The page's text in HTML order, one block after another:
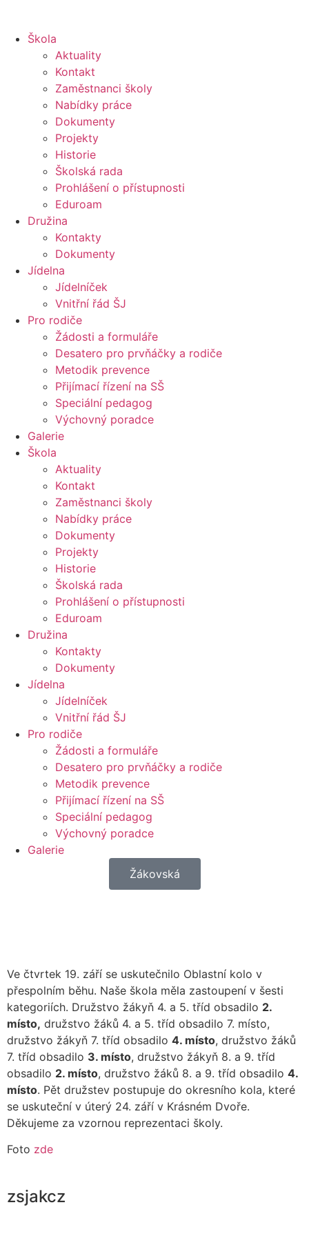
Škola
Aktuality
Kontakt
Zaměstnanci školy
Nabídky práce
Dokumenty
Projekty
Historie
Školská rada
Prohlášení o přístupnosti
Eduroam
Družina
Kontakty
Dokumenty
Jídelna
Jídelníček
Vnitřní řád ŠJ
Pro rodiče
Žádosti a formuláře
Desatero pro prvňáčky a rodiče
Metodik prevence
Přijímací řízení na SŠ
Speciální pedagog
Výchovný poradce
Galerie
Škola
Aktuality
Kontakt
Zaměstnanci školy
Nabídky práce
Dokumenty
Projekty
Historie
Školská rada
Prohlášení o přístupnosti
Eduroam
Družina
Kontakty
Dokumenty
Jídelna
Jídelníček
Vnitřní řád ŠJ
Pro rodiče
Žádosti a formuláře
Desatero pro prvňáčky a rodiče
Metodik prevence
Přijímací řízení na SŠ
Speciální pedagog
Výchovný poradce
Galerie
Žákovská
Ve čtvrtek 19. září se uskutečnilo Oblastní kolo v
přespolním běhu. Naše škola měla zastoupení v šesti
kategoriích. Družstvo žákyň 4. a 5. tříd obsadilo 2.
místo, družstvo žáků 4. a 5. tříd obsadilo 7. místo,
družstvo žákyň 7. tříd obsadilo 4. místo, družstvo žáků
7. tříd obsadilo 3. místo, družstvo žákyň 8. a 9. tříd
obsadilo 2. místo, družstvo žáků 8. a 9. tříd obsadilo 4.
místo. Pět družstev postupuje do okresního kola, které
se uskuteční v úterý 24. září v Krásném Dvoře.
Děkujeme za vzornou reprezentaci školy.
Foto zde
zsjakcz